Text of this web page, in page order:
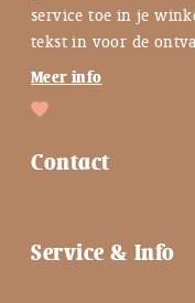
service toe in je
tekst in voor de
Meer info
Contact
Contactgegevens
Service & Info